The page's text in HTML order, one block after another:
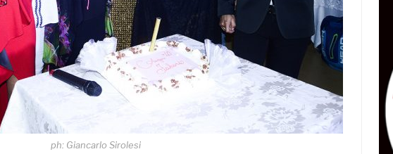
ph: Giancarlo Sirolesi